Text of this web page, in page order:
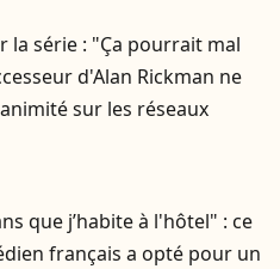
la série : "Ça pourrait mal
d'Alan Rickman ne
sur les réseaux
que j’habite à l'hôtel" : ce
français a opté pour un